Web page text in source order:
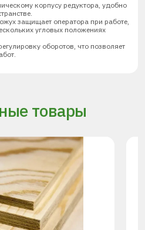
корпусу редуктора, удобно
защищает оператора при работе,
угловых положениях
оборотов, что позволяет
товары